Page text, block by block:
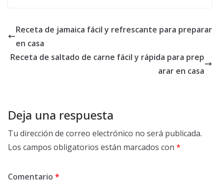
Receta de jamaica fácil y refrescante para preparar
en casa
Receta de saltado de carne fácil y rápida para prep
arar en casa
Deja una respuesta
Tu dirección de correo electrónico no será publicada.
Los campos obligatorios están marcados con *
Comentario *